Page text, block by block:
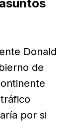
Donald
de
por si